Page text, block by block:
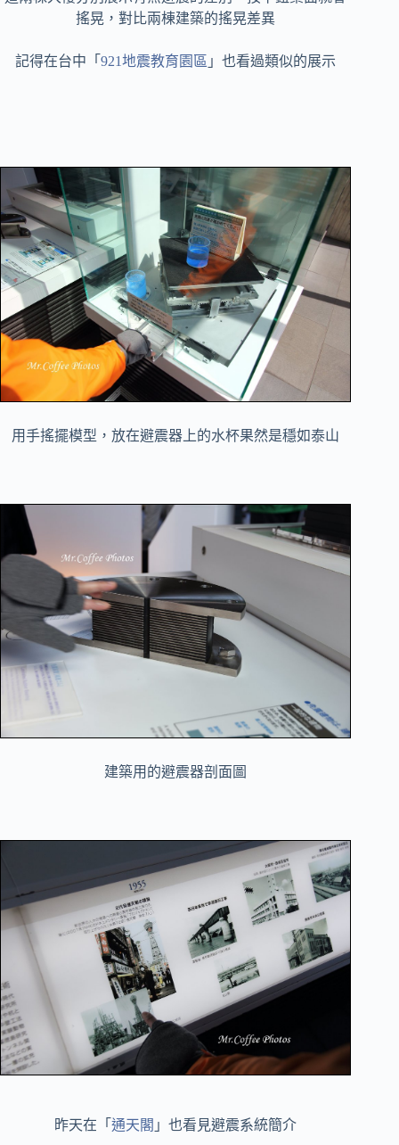
搖晃，對比兩棟建築的搖晃差異
記得在台中「921地震教育園區 」也看過類似的展示
用手搖擺模型，放在避震器上的水杯果然是穩如泰山
建築用的避震器剖面圖
昨天在「通天閣 」也看見避震系統簡介